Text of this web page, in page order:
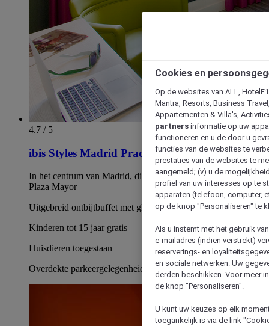
4.7 / 5
ibis Styles Madrid Prado
In het centrum van Madrid, dicht bij het Prado Museum en
Plaza Mayor
Uitgebreid ontbijtbuffet met glutenvrije opties
Kinderen tot 15 jaar gratis
Huisdieren toegestaan
Overdekte parkeergelegenheid beschikbaar
Cookies en
Op de websites van ALL,
Mantra, Resorts, Business
Appartementen & Villa's,
partners informatie op uw
functioneren en u de door u
functies van de websites te
prestaties van de websites te
aangemeld; (v) u de
profiel van uw interesses op te
apparaten (telefoon, computer,
op de knop "Personaliseren" te
Als u instemt met het gebruik
e-mailadres (indien verstrekt)
reserverings- en
en sociale netwerken. Uw
derden beschikken. Voor meer
de knop "Personaliseren".
U kunt uw keuzes op elk
toegankelijk is via de link